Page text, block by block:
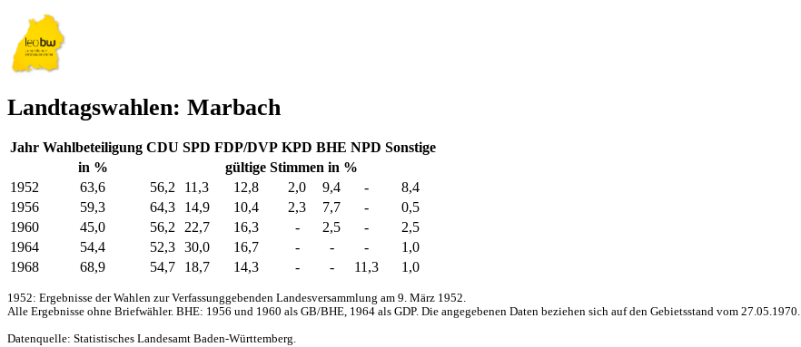
Landtagswahlen: Marbach
Jahr Wahlbeteiligung CDU SPD FDP/DVP KPD BHE NPD Sonstige
in %
gültige Stimmen in %
1952
63,6 56,2 11,3 12,8 2,0 9,4 -
8,4
1956
59,3 64,3 14,9 10,4 2,3 7,7 -
0,5
1960
45,0 56,2 22,7 16,3 - 2,5 -
2,5
1964
54,4 52,3 30,0 16,7 - - -
1,0
1968
68,9 54,7 18,7 14,3 - - 11,3 1,0
1952: Ergebnisse der Wahlen zur Verfassunggebenden Landesversammlung am 9. März 1952.
Alle Ergebnisse ohne Briefwähler. BHE: 1956 und 1960 als GB/BHE, 1964 als GDP. Die angegebenen Daten beziehen sich auf den Gebietsstand vom 27.05.1970.
Datenquelle: Statistisches Landesamt Baden-Württemberg.